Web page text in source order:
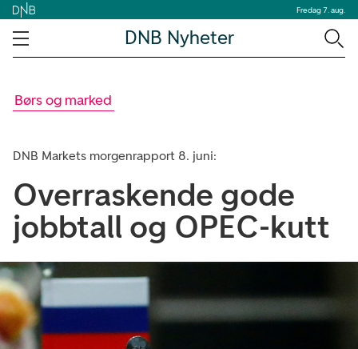
Fredag 7. aug.
DNB Nyheter
Børs og marked
DNB Markets morgenrapport 8. juni:
Overraskende gode
jobbtall og OPEC-kutt